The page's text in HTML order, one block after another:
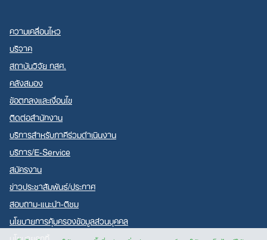
ความเคลื่อนไหว
บริจาค
สถาบันวิจัย กสศ.
คลังสมอง
ข้อตกลงและเงื่อนไข
ติดต่อสำนักงาน
บริการสำหรับภาคีร่วมดำเนินงาน
บริการ/E-Service
สมัครงาน
ข่าวประชาสัมพันธ์/ประกาศ
สอบถาม-แนะนำ-ติชม
นโยบายการคุ้มครองข้อมูลส่วนบุคคล